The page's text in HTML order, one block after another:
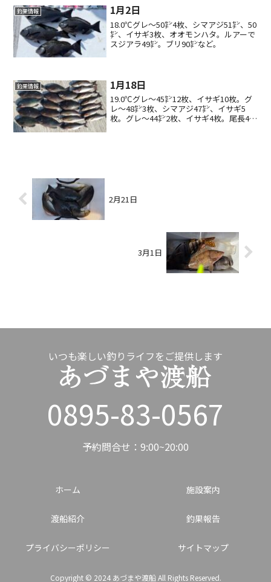
釣果情報 1月2日
18.0℃グレ〜50㌢4枚、シマアジ51㌢、50
㌢、イサギ3枚、オオモンハタ。ルアーで
スジアラ49㌢。ブリ90㌢など。
釣果情報 1月18日
19.0℃グレ〜45㌢12枚、イサギ10枚。グ
レ〜48㌢3枚、シマアジ47㌢、イサギ5
枚。グレ〜44㌢2枚、イサギ4枚。尾長45
2月21日
3月1日
いつも楽しい釣りライフをご提供します
0895-83-0567
予約問合せ：9:00~20:00
ホーム 施設案内
渡船紹介 釣果報告
プライバシーポリシー サイトマップ
Copyright © 2024 あづまや渡船 All Rights Reserved.